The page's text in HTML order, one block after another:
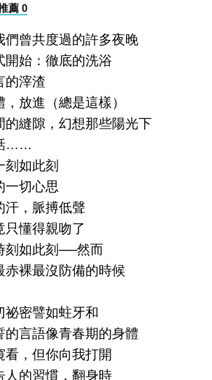
薦 0
們曾共度過的許多夜晚
開始：徹底的洗浴
的滓渣
放進（總是這樣）
的縫隙，幻想那些陽光下
……
刻如此刻
一切心思
汗，脈搏低聲
只懂得親吻了
刻如此刻──然而
赤裸最沒防備的時候
祕密譬如蛀牙和
的言語像青春期的身體
看，但你向我打開
人的習慣，翻身時